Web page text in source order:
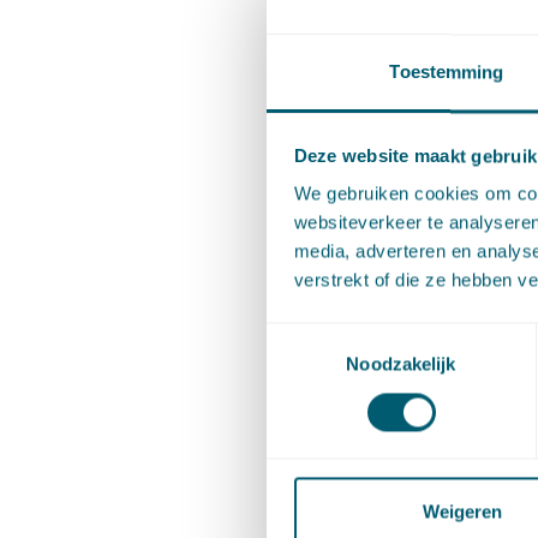
Toestemming
Deze website maakt
We gebruiken cookies om
websiteverkeer te
media, adverteren en
verstrekt of die ze hebben
Noodzakelijk
Weigeren
leidt tot
De
voor
Het